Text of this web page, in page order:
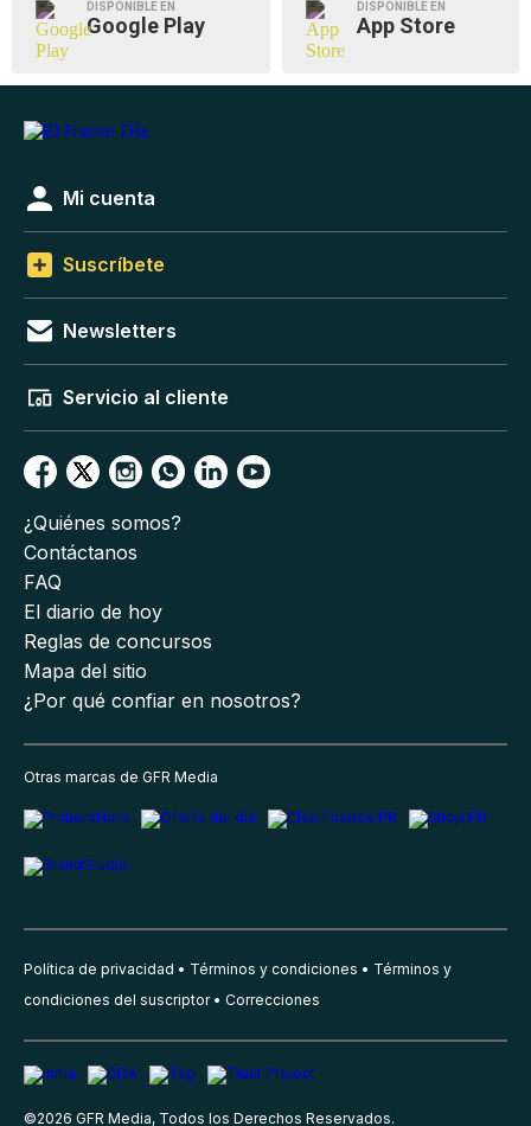
DISPONIBLE EN
Google Play
DISPONIBLE EN
App Store
Mi cuenta
Suscríbete
Newsletters
Servicio al cliente
¿Quiénes somos?
Contáctanos
FAQ
El diario de hoy
Reglas de concursos
Mapa del sitio
¿Por qué confiar en nosotros?
Otras marcas de GFR Media
Política de privacidad Términos y condiciones
Términos y
condiciones del suscriptor
Correcciones
©2026 GFR Media, Todos los Derechos Reservados.